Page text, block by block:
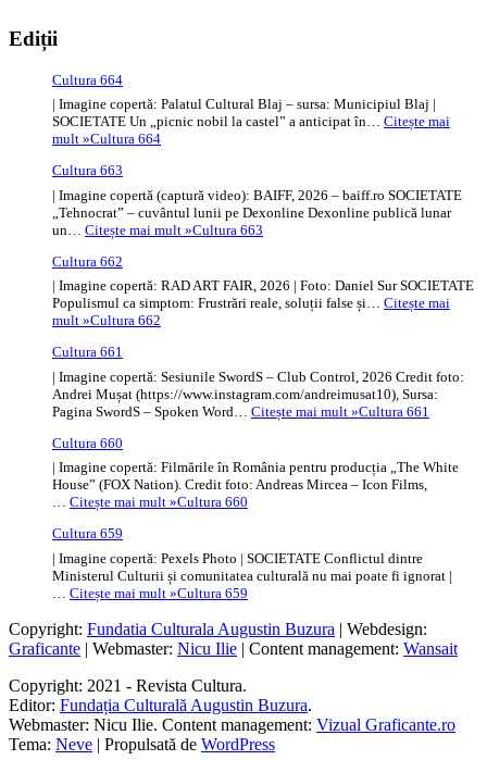
Ediții
Cultura 664
| Imagine copertă: Palatul Cultural Blaj – sursa: Municipiul Blaj |
SOCIETATE Un „picnic nobil la castel” a anticipat în… Citește mai
mult »Cultura 664
Cultura 663
| Imagine copertă (captură video): BAIFF, 2026 – baiff.ro SOCIETATE
„Tehnocrat” – cuvântul lunii pe Dexonline Dexonline publică lunar
un… Citește mai mult »Cultura 663
Cultura 662
| Imagine copertă: RAD ART FAIR, 2026 | Foto: Daniel Sur SOCIETATE
Populismul ca simptom: Frustrări reale, soluții false și… Citește mai
mult »Cultura 662
Cultura 661
| Imagine copertă: Sesiunile SwordS – Club Control, 2026 Credit foto:
Andrei Mușat (https://www.instagram.com/andreimusat10), Sursa:
Pagina SwordS – Spoken Word… Citește mai mult »Cultura 661
Cultura 660
| Imagine copertă: Filmările în România pentru producția „The White
House” (FOX Nation). Credit foto: Andreas Mircea – Icon Films,
… Citește mai mult »Cultura 660
Cultura 659
| Imagine copertă: Pexels Photo | SOCIETATE Conflictul dintre
Ministerul Culturii și comunitatea culturală nu mai poate fi ignorat |
Citește mai mult »Cultura 659
Copyright: Fundatia Culturala Augustin Buzura | Webdesign:
Graficante | Webmaster: Nicu Ilie | Content management: Wansait
Copyright: 2021 - Revista Cultura.
Editor: Fundația Culturală Augustin Buzura.
Webmaster: Nicu Ilie. Content management: Vizual Graficante.ro
Tema: Neve | Propulsată de WordPress